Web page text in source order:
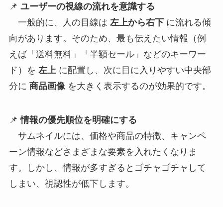
📌 ユーザーの視線の流れを意識する
一般的に、人の目線は 左上から右下に流れる傾
向があります。そのため、最も伝えたい情報（例
えば「送料無料」「半額セール」などのキーワー
ド）を 左上に配置し、次に目に入りやすい中央部
分に 商品画像を大きく表示するのが効果的です。
📌情報の優先順位を明確にする
サムネイルには、価格や商品の特徴、キャンペ
ーン情報などさまざまな要素を入れたくなりま
す。しかし、情報が多すぎるとゴチャゴチャして
しまい、視認性が低下します。